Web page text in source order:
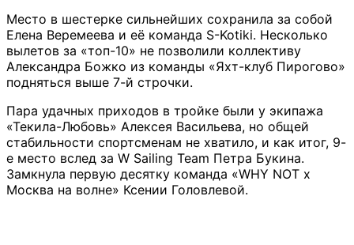
Место в шестерке сильнейших сохранила за собой
Елена Веремеева и её команда S-Kotiki. Несколько
вылетов за «топ-10» не позволили коллективу
Александра Божко из команды «Яхт-клуб Пирогово»
подняться выше 7-й строчки.
Пара удачных приходов в тройке были у экипажа
«Текила-Любовь» Алексея Васильева, но общей
стабильности спортсменам не хватило, и как итог, 9-
е место вслед за W Sailing Team Петра Букина.
Замкнула первую десятку команда «WHY NOT x
Москва на волне» Ксении Головлевой.